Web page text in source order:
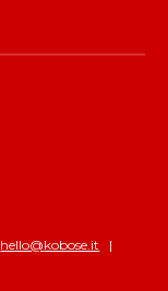
hello@kobose.it |